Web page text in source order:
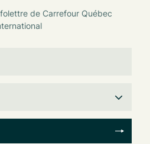
de Carrefour Québec